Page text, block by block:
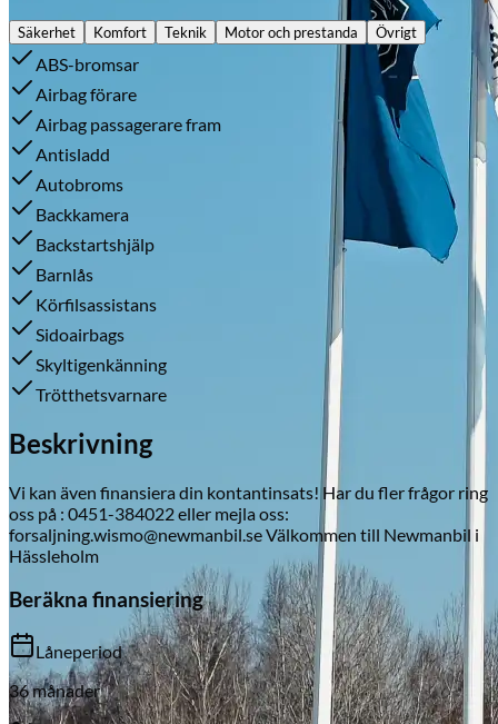
Skadeverkstad
Säkerhet Komfort Teknik Motor och prestanda Övrigt
ABS-bromsar
Airbag förare
Airbag passagerare fram
Antisladd
Autobroms
Backkamera
Backstartshjälp
Barnlås
Körfilsassistans
Sidoairbags
Skyltigenkänning
Trötthetsvarnare
Beskrivning
Vi kan även finansiera din kontantinsats! Har du fler frågor ring
oss på : 0451-384022 eller mejla oss:
forsaljning.wismo@newmanbil.se Välkommen till Newmanbil i
Hässleholm
Beräkna finansiering
Låneperiod
36månader